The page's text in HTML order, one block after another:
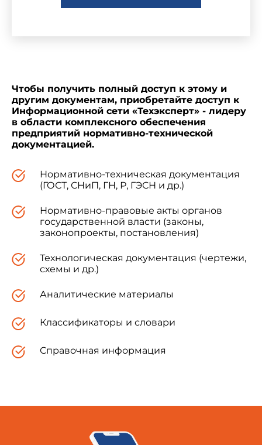
Чтобы получить полный доступ к этому и
другим документам, приобретайте доступ к
Информационной сети «Техэксперт» - лидеру
в области комплексного обеспечения
предприятий нормативно-технической
документацией.
Нормативно-техническая документация
(ГОСТ, СНиП, ГН, Р, ГЭСН и др.)
Нормативно-правовые акты органов
государственной власти (законы,
законопроекты, постановления)
Технологическая документация (чертежи,
схемы и др.)
Аналитические материалы
Классификаторы и словари
Справочная информация